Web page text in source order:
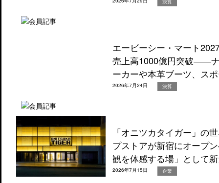
決算
エービーシー・マート
売上高1000億円突破――
ーカーや本革ブーツ、ス
2026年7月24日 決算
「オニツカタイガー」の
プストアが新宿にオープ
観を体感する場」として
2026年7月15日 企業